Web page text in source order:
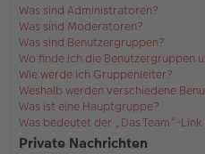
Was sind Administratoren?
Was sind Moderatoren?
Was sind Benutzergruppen?
Wo finde ich die Benutzergruppen
Wie werde ich Gruppenleiter?
Weshalb werden verschiedene
Was ist eine Hauptgruppe?
Was bedeutet der „Das Team“-
Private Nachrichten